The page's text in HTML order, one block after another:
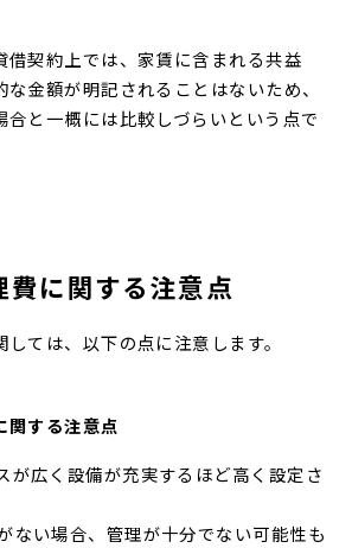
借契約上では、家賃に含まれる共益
金額が明記されることはないため、
合と一概には比較しづらいという点で
費に関する注意点
ては、以下の点に注意します。
する注意点
が広く設備が充実するほど高く設定さ
ない場合、管理が十分でない可能性も